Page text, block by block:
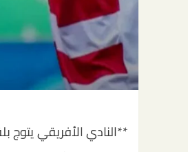
**النادي الأفريقي يتوج